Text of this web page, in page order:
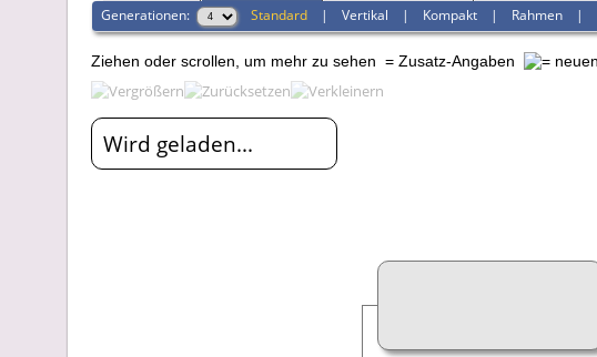
Generationen: Standard| Vertikal | Kompakt| Rahmen|
Ziehen oder scrollen, um mehr zu sehen = Zusatz-Angaben
Wird geladen...